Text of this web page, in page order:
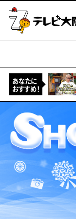
あなたに
おすすめ！